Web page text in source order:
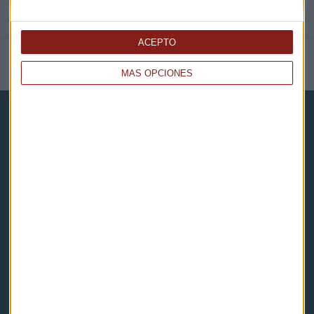
MÁS OPCIONES
ACEPTO
NOTICIAS RELACIONADAS